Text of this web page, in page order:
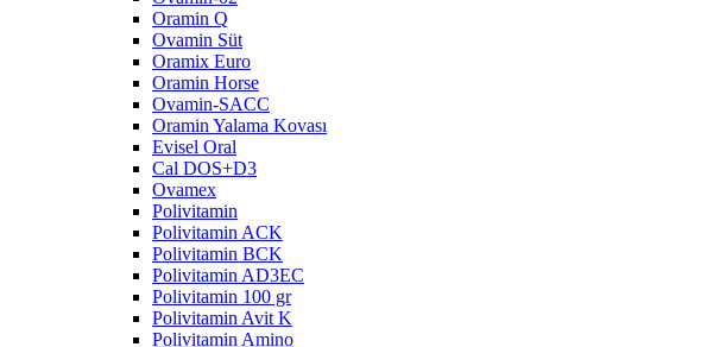
Oramin Q
Ovamin Süt
Oramix Euro
Oramin Horse
Ovamin-SACC
Oramin Yalama Kovası
Evisel Oral
Cal DOS+D3
Ovamex
Polivitamin
Polivitamin ACK
Polivitamin BCK
Polivitamin AD3EC
Polivitamin 100 gr
Polivitamin Avit K
Polivitamin Amino